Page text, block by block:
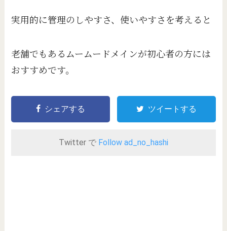
実用的に管理のしやすさ、使いやすさを考えると
老舗でもあるムームードメインが初心者の方には
おすすめです。
シェアする ツイートする
Twitter で Follow ad_no_hashi